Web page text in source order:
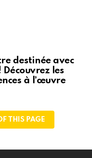
destinée avec
les
à l’œuvre
THIS PAGE